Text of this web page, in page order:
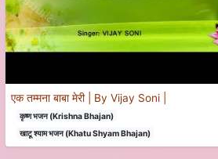
एक तम्मना बाबा मेरी | By Vijay Soni |
कृष्ण भजन (Krishna Bhajan)
खाटू श्याम भजन (Khatu Shyam Bhajan)